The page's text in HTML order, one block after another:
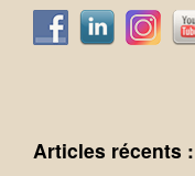
Articles récents :